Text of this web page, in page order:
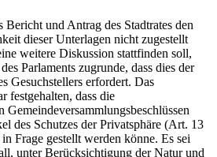
und Antrag des Stadtrates den
dieser Unterlagen nicht zugestellt
weitere Diskussion stattfinden soll,
Parlaments zugrunde, dass dies der
Gesuchstellers erfordert. Das
festgehalten, dass die
Gemeindeversammlungsbeschlüssen
des Schutzes der Privatsphäre (Art. 13
Frage gestellt werden könne. Es sei
unter Berücksichtigung der Natur und